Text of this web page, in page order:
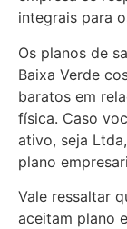
integrais para
Os planos de
Baixa Verde
baratos em
física. Caso
ativo, seja
plano
Vale ressaltar
aceitam plano